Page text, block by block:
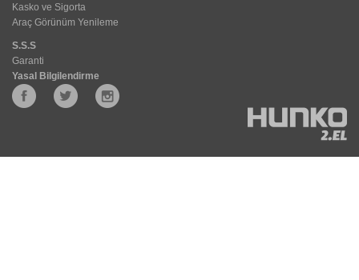
Kasko ve Sigorta
Araç Görünüm Yenileme
S.S.S
Garanti
Yasal Bilgilendirme